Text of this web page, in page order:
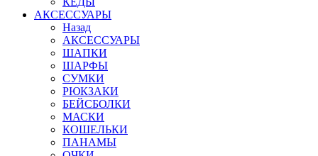
АКСЕССУАРЫ
Назад
АКСЕССУАРЫ
ШАПКИ
ШАРФЫ
СУМКИ
РЮКЗАКИ
БЕЙСБОЛКИ
МАСКИ
КОШЕЛЬКИ
ПАНАМЫ